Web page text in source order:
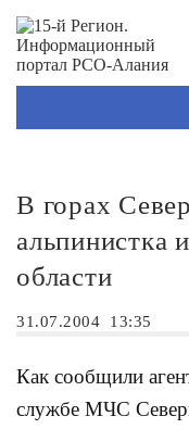
В горах
альпинистка
области
31.07.2004 13:35
Как сообщили
службе МЧС